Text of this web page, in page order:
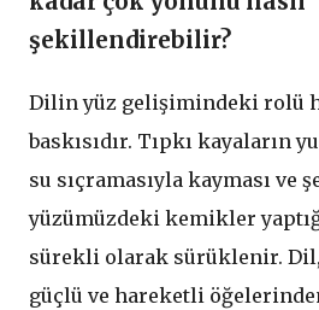
şekillendirebilir?
Dilin yüz gelişimindeki rolü
baskısıdır. Tıpkı kayaların
su sıçramasıyla kayması ve
yüzümüzdeki kemikler
sürekli olarak sürüklenir.
güçlü ve hareketli